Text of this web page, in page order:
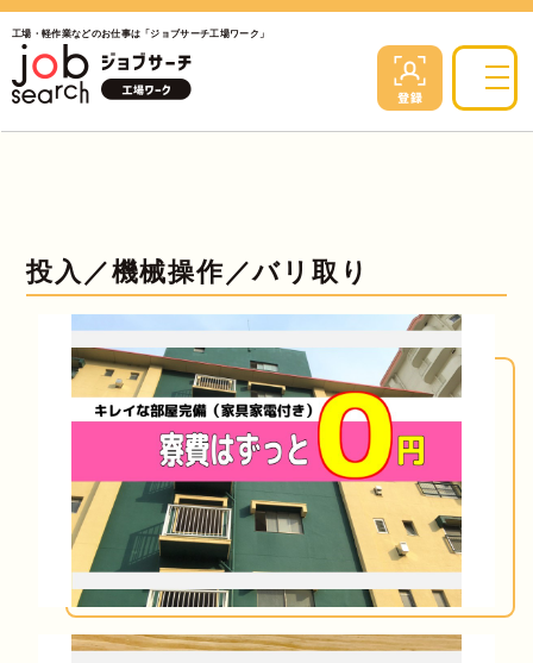
工場・軽作業などのお仕事は「ジョブサーチ工場ワーク」
投入／機械操作／バリ取り